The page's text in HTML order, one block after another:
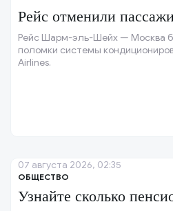
Рейс отменили
Рейс Шарм-эль-Шейх — Москва
поломки системы
Airlines.
ОБЩЕСТВО
Узнайте сколько
07 августа 2026, 02:35